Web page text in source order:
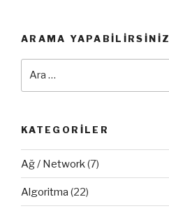
ARAMA YAPABILIRSINIZ
KATEGORILER
Ağ / Network(7)
Algoritma (22)